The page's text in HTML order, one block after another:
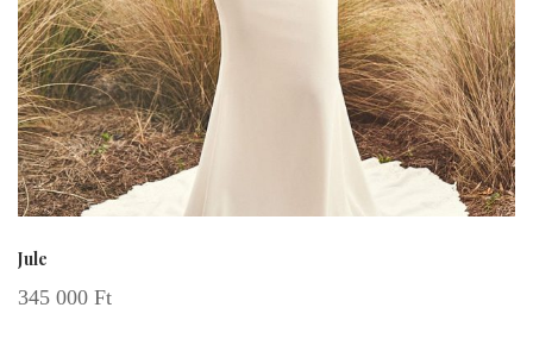
Jule
345 000 Ft